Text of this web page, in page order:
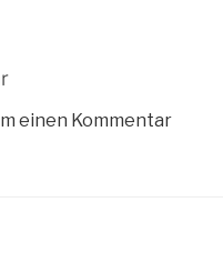
einen Kommentar